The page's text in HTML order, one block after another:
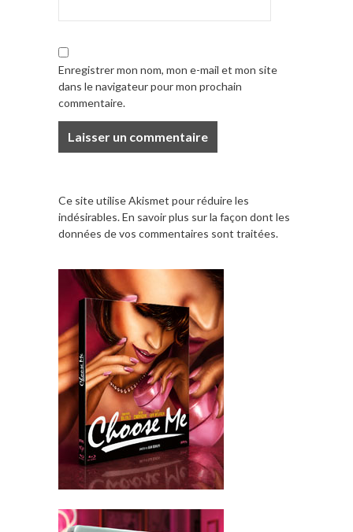
Enregistrer mon nom, mon e-mail et mon site
dans le navigateur pour mon prochain
commentaire.
Ce site utilise Akismet pour réduire les
indésirables.En savoir plus sur la façon dont les
données de vos commentaires sont traitées.